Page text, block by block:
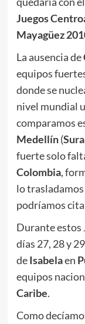
Juegos
Mayagüez
La ausencia de
equipos
donde se
nivel mundial
comparamos
Medellín(
fuerte solo
Colombia,
lo trasladamos
podríamos
Durante estos
días 27, 28 y
deIsabelaen
equipos
Caribe.
Como